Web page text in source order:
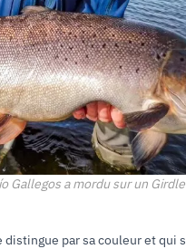
Gallegos a mordu sur un
par sa couleur et qui